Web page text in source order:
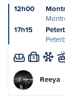
12h00
17h15
S
Reeya